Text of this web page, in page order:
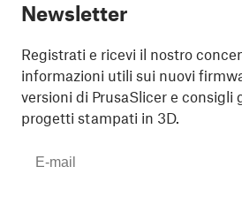
Newsletter
Registrati e ricevi il nostro
informazioni utili sui nuovi
versioni di PrusaSlicer e consigli
progetti stampati in 3D.